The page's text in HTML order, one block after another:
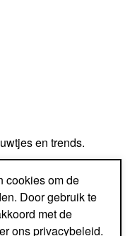
en trends.
AANMELDEN
cookies om de
Door gebruik te
met de
ons privacybeleid.